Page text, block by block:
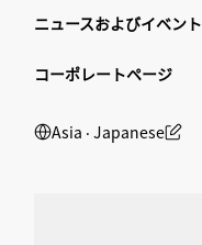
ニュースおよびイベント
コーポレートページ
Asia ‧ Japanese